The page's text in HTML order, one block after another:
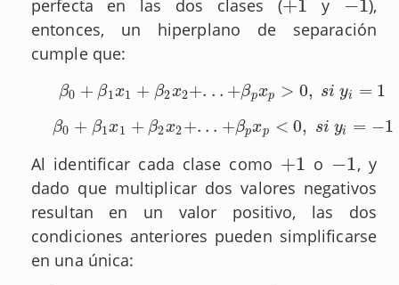
perfecta en las dos clases (+1
+1 y −1
−1 ),
entonces, un hiperplano de separación
cumple que:
β0 + β1x1 + β2x2+. . . +βpxp > 0, si yi = 1
β0+β1 x1 +β2x2+... + β pxp>0,s iy =1
β0 + β1x1 + β2x2+. . . +βpxp < 0, si yi = −1
β0+β1 x1 +β2x2+.. + β pxp<0, iy i=− 1
Al identificar cada clase como +1
+1 o −1
−1 , y
dado que multiplicar dos valores negativos
resultan en un valor positivo, las dos
condiciones anteriores pueden simplificarse
en una única: